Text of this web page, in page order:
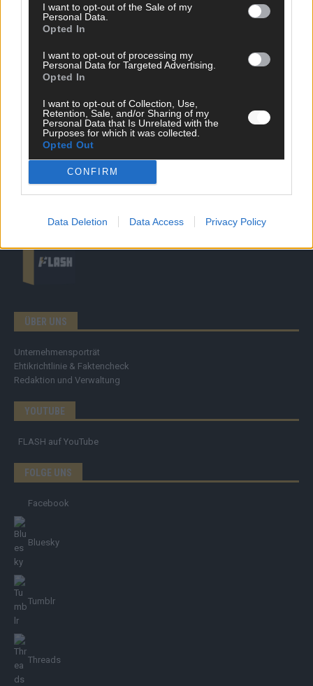
I want to opt-out of the Sale of my
Personal Data.
Opted In
I want to opt-out of processing my
Personal Data for Targeted Advertising.
Opted In
I want to opt-out of Collection, Use,
Retention, Sale, and/or Sharing of my
Personal Data that Is Unrelated with the
Purposes for which it was collected.
Opted Out
CONFIRM
Data Deletion Data Access Privacy Policy
DIREKT ZUM THEMA
Politik & Co
Tipps & Tricks
Brainpower
Specials
Meinung
Streams & Storys
ÜBER UNS
Unternehmensporträt
Ehtikrichtlinie & Faktencheck
Redaktion und Verwaltung
YOUTUBE
FLASH auf YouTube
FOLGE UNS
Facebook
Bluesky
Tumblr
Threads